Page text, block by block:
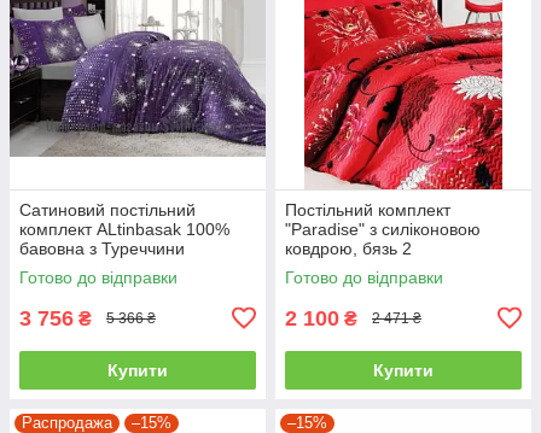
Сатиновий постільний
комплект ALtinbasak 100%
бавовна з Туреччини
двоспальний - євро
Готово до відправки
3 756 ₴ 5 366 ₴
Купити
Постільний комплект
"Paradise" з силіконовою
ковдрою, бязь 2
Готово до відправки
2 100 ₴ 2 471 ₴
Купити
Распродажа –15% –15%